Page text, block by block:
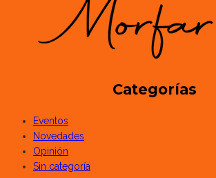
Categorías
Eventos
Novedades
Opinión
Sin categoría